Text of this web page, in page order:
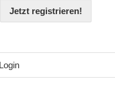
Jetzt registrieren!
Login